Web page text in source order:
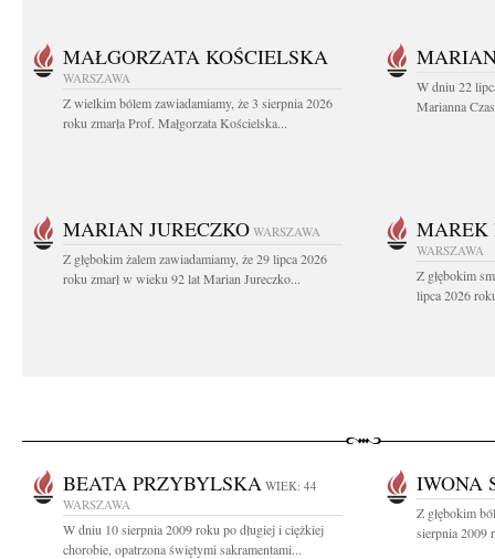
MAŁGORZATA KOŚCIELSKA
WARSZAWA
Z wielkim bólem zawiadamiamy, że 3 sierpnia 2026
roku zmarła Prof. Małgorzata Kościelska...
W dniu 22
Marianna
MARIAN JURECZKO WARSZAWA
Z głębokim żalem zawiadamiamy, że 29 lipca 2026
roku zmarł w wieku 92 lat Marian Jureczko...
MAREK
WARSZAWA
Z głębokim
lipca 2026
BEATA PRZYBYLSKA WIEK: 44
WARSZAWA
W dniu 10 sierpnia 2009 roku po długiej i ciężkiej
chorobie, opatrzona świętymi sakramentami...
IWONA
Z głębokim
sierpnia 2009